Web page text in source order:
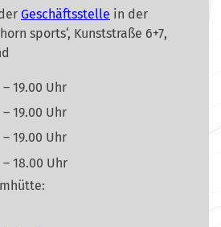
Geschäftsstelle in der
sports‘, Kunststraße 6+7,
– 19.00 Uhr
– 19.00 Uhr
– 19.00 Uhr
– 18.00 Uhr